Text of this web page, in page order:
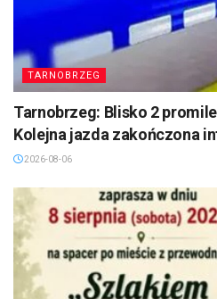
TARNOBRZEG
Tarnobrzeg: Blisko 2
Kolejna jazda zakończona
2026-08-06